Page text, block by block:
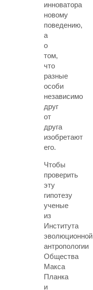
инноватора
новому
поведению,
а
о
том,
что
разные
особи
независимо
друг
от
друга
изобретают
его.
Чтобы
проверить
эту
гипотезу
ученые
из
Института
эволюционной
антропологии
Общества
Макса
Планка
и